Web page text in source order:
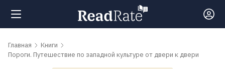
Поиск
Главная
Книги
Пороги. Путешествие по западной культуре от двери к двери